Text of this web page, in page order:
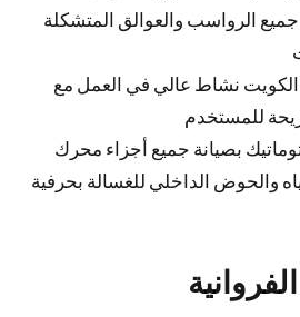
الرواسب والعوالق المتشكلة
نشاط عالي في العمل مع
للمستخدم
بصيانة جميع أجزاء محرك
والحوض الداخلي للغسالة بحرفية